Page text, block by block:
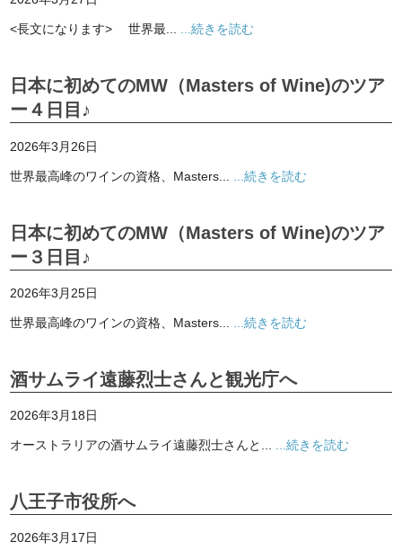
<長文になります> 世界最... ...続きを読む
日本に初めてのMW（Masters of Wine)のツア
ー４日目♪
2026年3月26日
世界最高峰のワインの資格、Masters... ...続きを読む
日本に初めてのMW（Masters of Wine)のツア
ー３日目♪
2026年3月25日
世界最高峰のワインの資格、Masters... ...続きを読む
酒サムライ遠藤烈士さんと観光庁へ
2026年3月18日
オーストラリアの酒サムライ遠藤烈士さんと... ...続きを読む
八王子市役所へ
2026年3月17日